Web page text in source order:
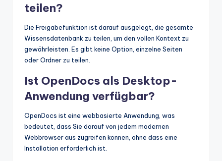
teilen?
Die Freigabefunktion ist darauf ausgelegt, die gesamte
Wissensdatenbank zu teilen, um den vollen Kontext zu
gewährleisten. Es gibt keine Option, einzelne Seiten
oder Ordner zu teilen.
Ist OpenDocs als Desktop-
Anwendung verfügbar?
OpenDocs ist eine webbasierte Anwendung, was
bedeutet, dass Sie darauf von jedem modernen
Webbrowser aus zugreifen können, ohne dass eine
Installation erforderlich ist.